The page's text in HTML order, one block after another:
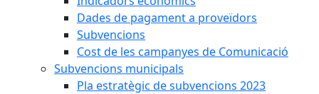
Dades de pagament a proveïdors
Subvencions
Cost de les campanyes de Comunicació
Subvencions municipals
Pla estratègic de subvencions 2023